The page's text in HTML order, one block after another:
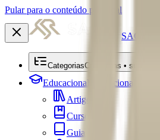
Pular para o conteúdo principal
SACRE
CategoriasCategorias • submenu
Educacional
Educacional
Artigos
Cursos
Guias